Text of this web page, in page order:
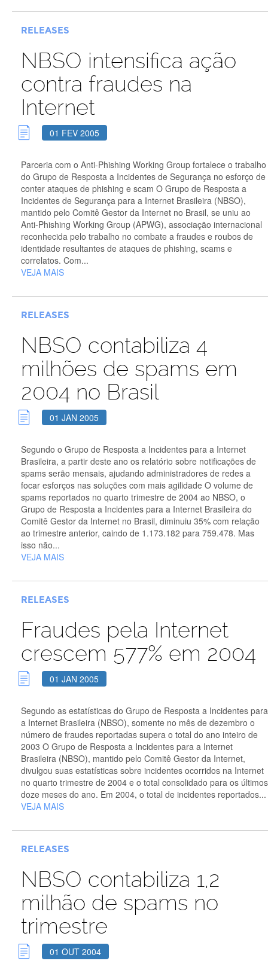
RELEASES
NBSO intensifica ação
contra fraudes na
Internet
01 FEV 2005
Parceria com o Anti-Phishing Working Group fortalece o trabalho
do Grupo de Resposta a Incidentes de Segurança no esforço de
conter ataques de phishing e scam O Grupo de Resposta a
Incidentes de Segurança para a Internet Brasileira (NBSO),
mantido pelo Comitê Gestor da Internet no Brasil, se uniu ao
Anti-Phishing Working Group (APWG), associação internacional
reconhecida pelo trabalho no combate a fraudes e roubos de
identidade resultantes de ataques de phishing, scams e
correlatos. Com...
VEJA MAIS
RELEASES
NBSO contabiliza 4
milhões de spams em
2004 no Brasil
01 JAN 2005
Segundo o Grupo de Resposta a Incidentes para a Internet
Brasileira, a partir deste ano os relatório sobre notificações de
spams serão mensais, ajudando administradores de redes a
focar esforços nas soluções com mais agilidade O volume de
spams reportados no quarto trimestre de 2004 ao NBSO, o
Grupo de Resposta a Incidentes para a Internet Brasileira do
Comitê Gestor da Internet no Brasil, diminuiu 35% com relação
ao trimestre anterior, caindo de 1.173.182 para 759.478. Mas
isso não...
VEJA MAIS
RELEASES
Fraudes pela Internet
crescem 577% em 2004
01 JAN 2005
Segundo as estatísticas do Grupo de Resposta a Incidentes para
a Internet Brasileira (NBSO), somente no mês de dezembro o
número de fraudes reportadas supera o total do ano inteiro de
2003 O Grupo de Resposta a Incidentes para a Internet
Brasileira (NBSO), mantido pelo Comitê Gestor da Internet,
divulgou suas estatísticas sobre incidentes ocorridos na Internet
no quarto trimestre de 2004 e o total consolidado para os últimos
doze meses do ano. Em 2004, o total de incidentes reportados...
VEJA MAIS
RELEASES
NBSO contabiliza 1,2
milhão de spams no
trimestre
01 OUT 2004